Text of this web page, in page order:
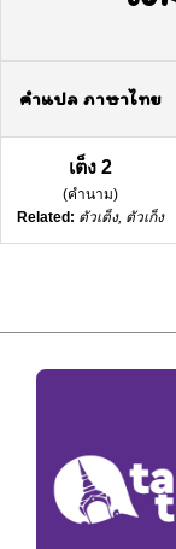
คำแปล ภาษาไทย
เต็ง 2
(คำนาม)
Related: ตัวเต็ง, ตัวเก็ง